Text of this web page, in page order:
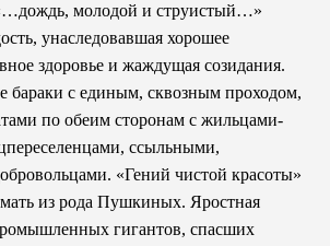
молодой и струистый…»
унаследовавшая хорошее
здоровье и жаждущая созидания.
бараки с единым, сквозным проходом,
по обеим сторонам с жильцами-
ссыльными,
«Гений чистой красоты»
из рода Пушкиных. Яростная
гигантов, спасших